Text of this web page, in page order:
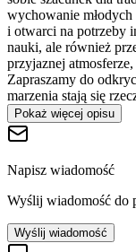
wychowanie
i otwarci na potrzeby
nauki, ale również
przyjaznej
Zapraszamy do
marzenia stają się
Pokaż więcej opisu
Napisz wiadomość
Wyślij wiadomość do
Wyślij wiadomość